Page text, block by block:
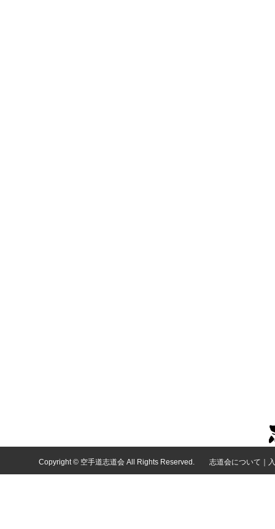
Copyright © 空手道志道会 All Rights Reserved. 志道会について